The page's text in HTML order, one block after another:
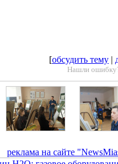
[обсудить тему |
Нашли
реклама на сайте